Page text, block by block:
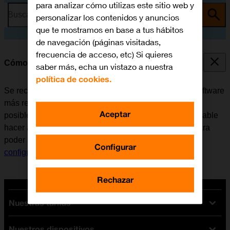
Busca por problema o tema
Cómo actualizar el software del móvil
Se recomienda actualizar el móvil con la versión de software
más reciente ya que el fabricante suele ir corrigiendo
posibles errores de versiones anteriores. Es recomendable
hacer antes una copia de seguridad de la memoria. Para
poder actualizar el software del móvil, es necesario
configurar el móvil para internet.
Nuestras tarifas
para analizar cómo utilizas este sitio web y
personalizar los contenidos y anuncios
que te mostramos en base a tus hábitos
de navegación (páginas visitadas,
frecuencia de acceso, etc) Si quieres
saber más, echa un vistazo a nuestra
política de cookies.
Configurar
Rechazar
Aceptar